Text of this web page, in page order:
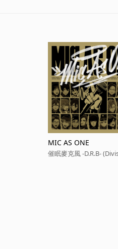
MIC AS ONE
催眠麥克風 -D.R.B-